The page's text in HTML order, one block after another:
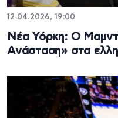
12.04.2026, 19:00
Νέα Υόρκη: Ο
Ανάσταση» στα